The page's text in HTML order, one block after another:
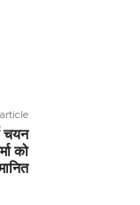
चयन
को